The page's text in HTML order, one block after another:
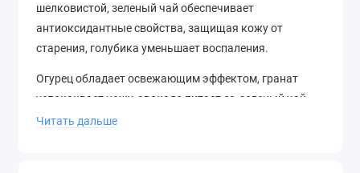
шелковистой, зеленый чай обеспечивает
антиоксидантные свойства, защищая кожу от
старения, голубика уменьшает воспаления.
Огурец обладает освежающим эффектом, гранат
успокаивает кожу, авокадо питает ее, зеленый чай
увлажняет, а голубика успокаивает.
Читать дальше